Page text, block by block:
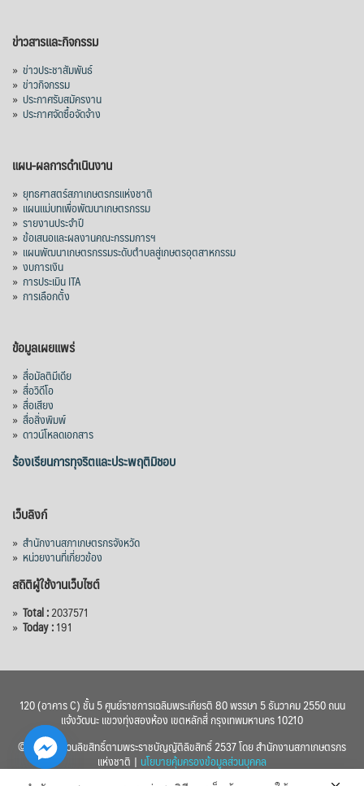
ข่าวสารและกิจกรรม
» ข่าวประชาสัมพันธ์
» ข่าวกิจกรรม
» ประกาศรับสมัครงาน
» ประกาศจัดซื้อจัดจ้าง
แผน-ผลการดำเนินงาน
» ยุทธศาสตร์สภาเกษตรกรแห่งชาติ
» แผนแม่บทเพื่อพัฒนาเกษตรกรรม
» รายงานประจำปี
» ข้อเสนอและผลงานคณะกรรมการฯ
» แผนพัฒนาเกษตรกรรมระดับตำบลสู่เกษตรอุตสาหกรรม
» งบการเงิน
» การประเมิน ITA
» การเลือกตั้ง
ข้อมูลเผยแพร่
» สื่อมัลติมีเดีย
» สื่อวิดีโอ
» สื่อเสียง
» สื่อสิ่งพิมพ์
» ดาวน์โหลดเอกสาร
ร้องเรียนการทุจริตและประพฤติมิชอบ
เว็บลิงก์
» สำนักงานสภาเกษตรกรจังหวัด
» หน่วยงานที่เกี่ยวข้อง
สถิติผู้ใช้งานเว็บไซต์
» Total :2037571
» Today :191
120 (อาคาร C) ชั้น 5 ศูนย์ราชการเฉลิมพระเกียรติ 80 พรรษา 5 ธันวาคม 2550 ถนน
แจ้งวัฒนะ แขวงทุ่งสองห้อง เขตหลักสี่ กรุงเทพมหานคร 10210
© 2560 สงวนลิขสิทธิ์ตามพระราชบัญญัติลิขสิทธิ์ 2537 โดย สำนักงานสภาเกษตรกร
แห่งชาติ | นโยบายคุ้มครองข้อมูลส่วนบุคคล